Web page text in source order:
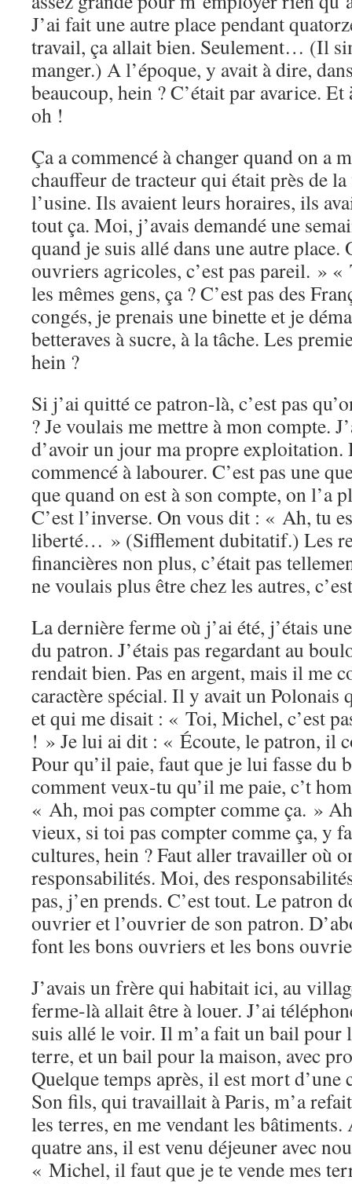
J’ai fait une autre place pendant
travail, ça allait bien. Seulement… (Il
manger.) A l’époque, y avait à dire,
beaucoup, hein ? C’était par avarice.
oh !
Ça a commencé à changer quand on a
chauffeur de tracteur qui était près de
l’usine. Ils avaient leurs horaires, ils
tout ça. Moi, j’avais demandé une
quand je suis allé dans une autre place.
ouvriers agricoles, c’est pas pareil. » «
les mêmes gens, ça ? C’est pas des
congés, je prenais une binette et je
betteraves à sucre, à la tâche. Les
hein ?
Si j’ai quitté ce patron-là, c’est pas
? Je voulais me mettre à mon compte.
d’avoir un jour ma propre exploitation.
commencé à labourer. C’est pas une
que quand on est à son compte, on l’a
C’est l’inverse. On vous dit : « Ah, tu
liberté… » (Sifflement dubitatif.) Les
financières non plus, c’était pas
ne voulais plus être chez les autres,
La dernière ferme où j’ai été, j’étais
du patron. J’étais pas regardant au
rendait bien. Pas en argent, mais il me
caractère spécial. Il y avait un Polonais
et qui me disait : « Toi, Michel, c’est
! » Je lui ai dit : « Écoute, le patron, il
Pour qu’il paie, faut que je lui fasse du
comment veux-tu qu’il me paie, c’t
« Ah, moi pas compter comme ça. »
vieux, si toi pas compter comme ça, y
cultures, hein ? Faut aller travailler où
responsabilités. Moi, des
pas, j’en prends. C’est tout. Le patron
ouvrier et l’ouvrier de son patron.
font les bons ouvriers et les bons
J’avais un frère qui habitait ici, au
ferme-là allait être à louer. J’ai
suis allé le voir. Il m’a fait un bail pour
terre, et un bail pour la maison, avec
Quelque temps après, il est mort d’une
Son fils, qui travaillait à Paris, m’a
les terres, en me vendant les
quatre ans, il est venu déjeuner avec
« Michel, il faut que je te vende mes